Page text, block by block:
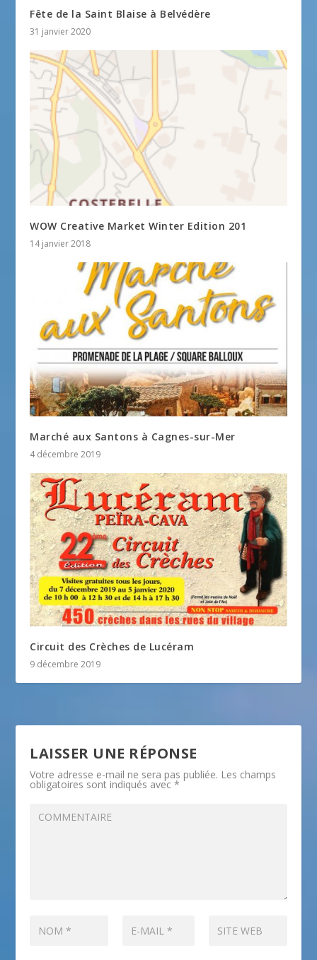
Fête de la Saint Blaise à Belvédère
31 janvier 2020
WOW Creative Market Winter Edition 201
14 janvier 2018
Marché aux Santons à Cagnes-sur-Mer
4 décembre 2019
Circuit des Crèches de Lucéram
9 décembre 2019
LAISSER UNE RÉPONSE
Votre adresse e-mail ne sera pas publiée. Les champs
obligatoires sont indiqués avec*